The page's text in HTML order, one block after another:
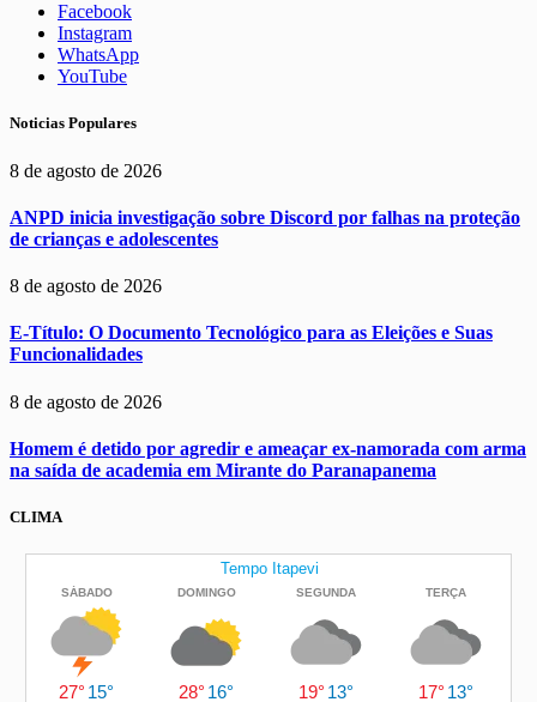
Facebook
Instagram
WhatsApp
YouTube
Noticias Populares
8 de agosto de 2026
ANPD inicia investigação sobre Discord por falhas na proteção
de crianças e adolescentes
8 de agosto de 2026
E-Título: O Documento Tecnológico para as Eleições e Suas
Funcionalidades
8 de agosto de 2026
Homem é detido por agredir e ameaçar ex-namorada com arma
na saída de academia em Mirante do Paranapanema
CLIMA